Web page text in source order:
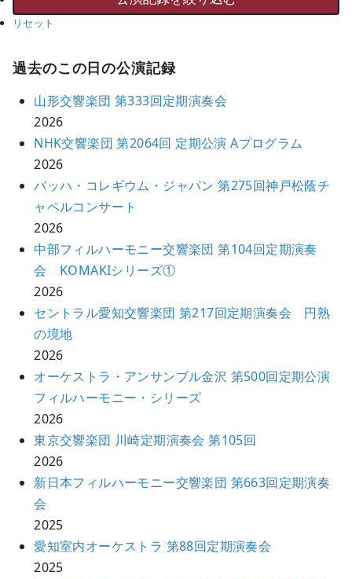
リセット
過去のこの日の公演記録
山形交響楽団 第333回定期演奏会
2026
NHK交響楽団 第2064回 定期公演 Aプログラム
2026
バッハ・コレギウム・ジャパン 第275回神戸松蔭チ
ャペルコンサート
2026
中部フィルハーモニー交響楽団 第104回定期演奏
会 KOMAKIシリーズ①
2026
セントラル愛知交響楽団 第217回定期演奏会 円熟
の境地
2026
オーケストラ・アンサンブル金沢 第500回定期公演
フィルハーモニー・シリーズ
2026
東京交響楽団 川崎定期演奏会 第105回
2026
新日本フィルハーモニー交響楽団 第663回定期演奏
会
2025
愛知室内オーケストラ 第88回定期演奏会
2025